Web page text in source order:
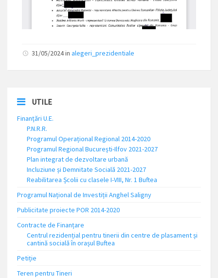
31/05/2024in alegeri_prezidentiale
UTILE
Finanțări U.E.
P.N.R.R.
Programul Operațional Regional 2014-2020
Programul Regional București-Ilfov 2021-2027
Plan integrat de dezvoltare urbană
Incluziune și Demnitate Socială 2021-2027
Reabilitarea Școlii cu clasele I-VIII, Nr. 1 Buftea
Programul Național de Investiții Anghel Saligny
Publicitate proiecte POR 2014-2020
Contracte de Finanțare
Centrul rezidențial pentru tinerii din centre de plasament și
cantină socială în orașul Buftea
Petiție
Teren pentru Tineri